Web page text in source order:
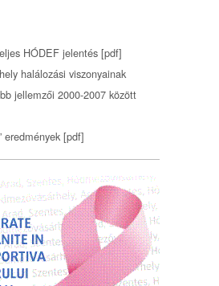
HÓDEF jelentés [pdf]
halálozási viszonyainak
jellemzői 2000-2007 között
eredmények [pdf]